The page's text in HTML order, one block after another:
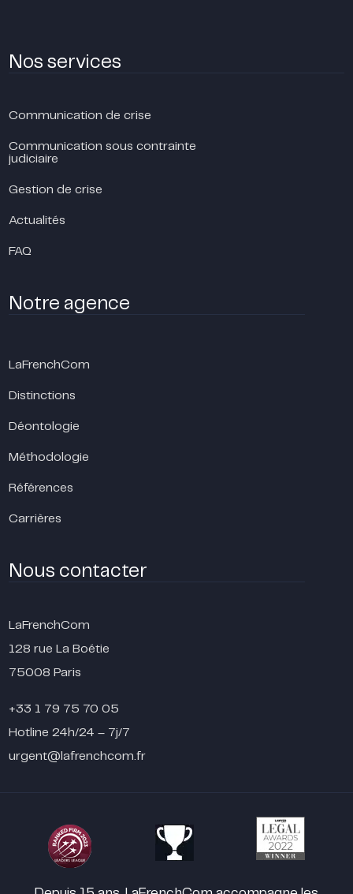
Nos services
Communication de crise
Communication sous contrainte
judiciaire
Gestion de crise
Actualités
FAQ
Notre agence
LaFrenchCom
Distinctions
Déontologie
Méthodologie
Références
Carrières
Nous contacter
LaFrenchCom
128 rue La Boétie
75008 Paris
+33 1 79 75 70 05
Hotline 24h/24 – 7j/7
urgent@lafrenchcom.fr